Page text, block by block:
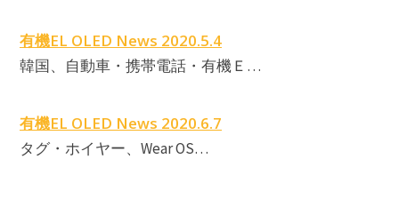
有機EL OLED News 2020.5.4
韓国、自動車・携帯電話・有機Ｅ…
有機EL OLED News 2020.6.7
タグ・ホイヤー、Wear OS…